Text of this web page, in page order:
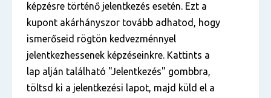
képzésre történő jelentkezés esetén. Ezt a
kupont akárhányszor tovább adhatod, hogy
ismerőseid rögtön kedvezménnyel
jelentkezhessenek képzéseinkre. Kattints a
lap alján található "Jelentkezés" gombbra,
töltsd ki a jelentkezési lapot, majd küld el a